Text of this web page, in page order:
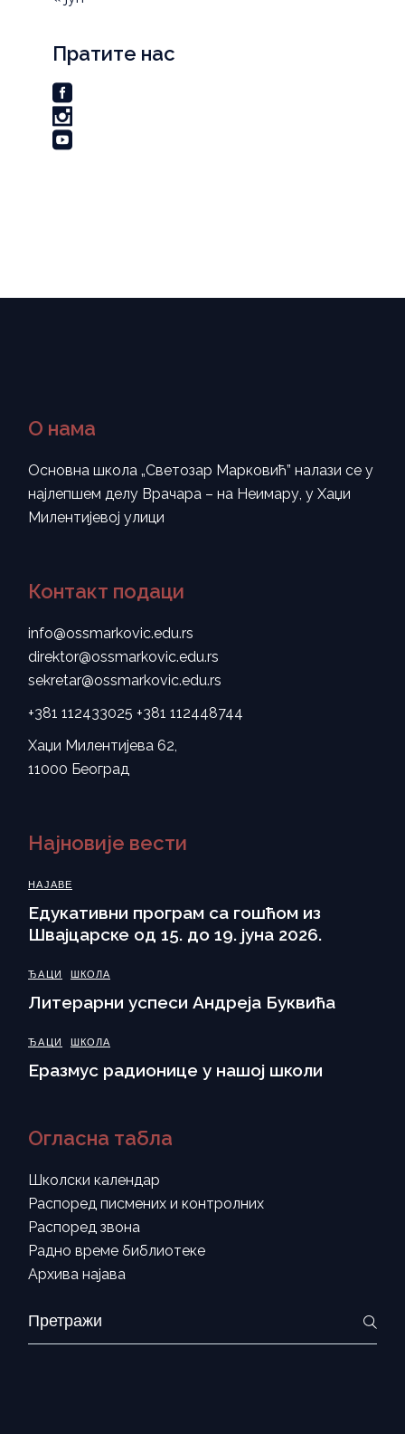
Пратите нас
О нама
Основна школа „Светозар Марковић” налази се у
најлепшем делу Врачара – на Неимару, у Хаџи
Милентијевој улици
Контакт подаци
info@ossmarkovic.edu.rs
direktor@ossmarkovic.edu.rs
sekretar@ossmarkovic.edu.rs
+381 112433025 +381 112448744
Хаџи Милентијева 62,
11000 Београд
Најновије вести
НАЈАВЕ
Eдукативни програм са гошћом из
Швајцарске од 15. до 19. јуна 2026.
ЂАЦИ ШКОЛА
Литерарни успеси Андреја Буквића
ЂАЦИ ШКОЛА
Еразмус радионице у нашој школи
Огласна табла
Школски календар
Распоред писмених и контролних
Распоред звона
Радно време библиотеке
Архива најава
Search
for: